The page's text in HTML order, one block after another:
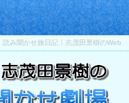
み聞かせ旅日記｜志茂田景樹のWeb